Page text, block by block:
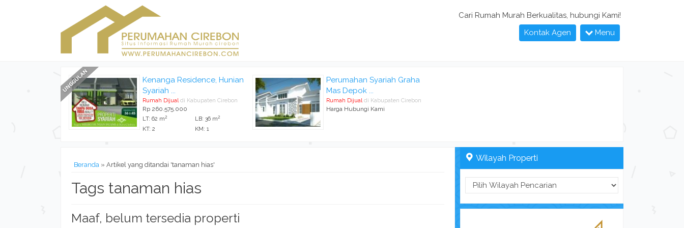
Cari Rumah Murah Berkualitas, hubungi Kami!
Kontak Agen
Menu
Kenanga Residence, Hunian
Syariah ...
Rumah Dijual di Kabupaten Cirebon
Rp 260.575.000
LT: 62 m2 LB: 36 m2
KT: 2 KM: 1
Perumahan Syariah Graha
Mas Depok ...
Rumah Dijual di Kabupaten Cirebon
Harga Hubungi Kami
Beranda » Artikel yang ditandai 'tanaman hias'
Tags tanaman hias
Maaf, belum tersedia properti
Wilayah Properti